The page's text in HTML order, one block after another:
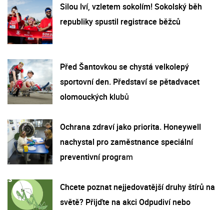
Silou lví, vzletem sokolím! Sokolský běh
republiky spustil registrace běžců
Před Šantovkou se chystá velkolepý
sportovní den. Představí se pětadvacet
olomouckých klubů
Ochrana zdraví jako priorita. Honeywell
nachystal pro zaměstnance speciální
preventivní program
Chcete poznat nejjedovatější druhy štírů na
světě? Přijďte na akci Odpudiví nebo